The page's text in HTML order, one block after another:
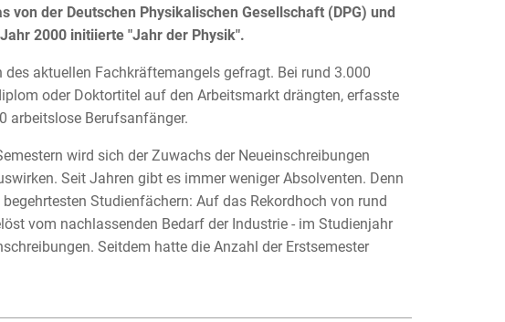
der Deutschen Physikalischen Gesellschaft (DPG) und
2000 initiierte "Jahr der Physik".
aktuellen Fachkräftemangels gefragt. Bei rund 3.000
oder Doktortitel auf den Arbeitsmarkt drängten, erfasste
arbeitslose Berufsanfänger.
wird sich der Zuwachs der Neueinschreibungen
Seit Jahren gibt es immer weniger Absolventen. Denn
Studienfächern: Auf das Rekordhoch von rund
vom nachlassenden Bedarf der Industrie - im Studienjahr
Seitdem hatte die Anzahl der Erstsemester